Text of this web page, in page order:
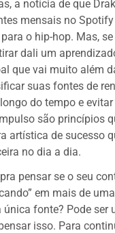
a notícia de que
mensais no
o hip-hop. Mas,
dali um
que vai muito além
suas fontes de
do tempo e
são princípios
artística de sucesso
no dia a dia.
pensar se o seu
em mais de
única fonte? Pode ser
isso. Para